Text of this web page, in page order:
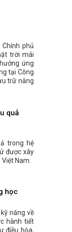
phủ
trời mái
ứng
tại Công
trữ năng
quả
trong hệ
được xây
Nam.
học
năng về
hành tiết
điều hòa,